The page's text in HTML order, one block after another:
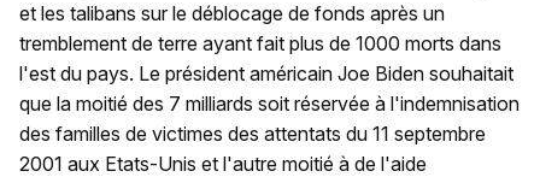
et les talibans sur le déblocage de fonds après un
tremblement de terre ayant fait plus de 1000 morts dans
l'est du pays. Le président américain Joe Biden souhaitait
que la moitié des 7 milliards soit réservée à l'indemnisation
des familles de victimes des attentats du 11 septembre
2001 aux Etats-Unis et l'autre moitié à de l'aide